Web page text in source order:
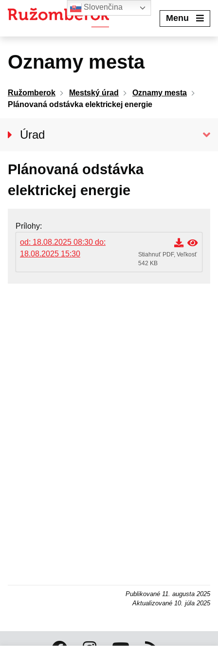
Menu
Oznamy mesta
Ružomberok Mestský úrad
Oznamy mesta
Plánovaná odstávka elektrickej energie
Úrad
Prednosta úradu
Oddelenia MsÚ
Dokumenty, žiadosti a tlačivá
Plánovaná odstávka
elektrickej energie
Prílohy
od: 18.08.2025 08:30 do:
18.08.2025 15:30
Stiahnuť PDF, Veľkosť
542 KB
Publikované 11. augusta 2025
Aktualizované 10. júla 2025
Slovenčina